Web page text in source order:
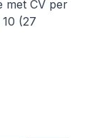
met CV per
(27